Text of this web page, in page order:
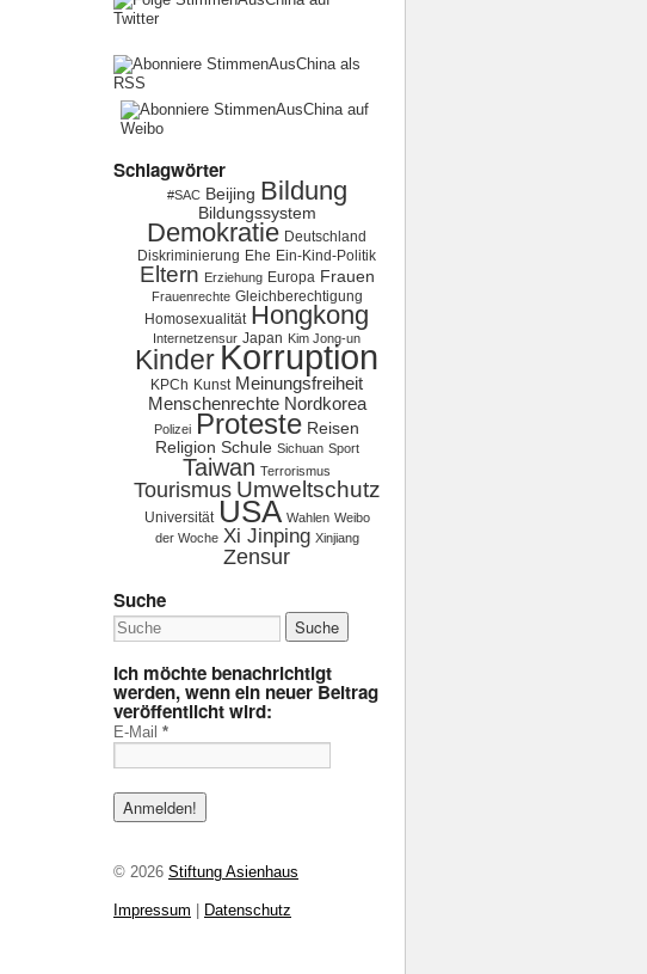
Schlagwörter
#SAC Beijing Bildung
Bildungssystem
Demokratie Deutschland
Diskriminierung Ehe Ein-Kind-Politik
Eltern Erziehung Europa Frauen
Frauenrechte Gleichberechtigung
Homosexualität Hongkong
Internetzensur Japan Kim Jong-un
KinderKorruption
KPCh Kunst Meinungsfreiheit
Menschenrechte Nordkorea
Polizei Proteste Reisen
Religion Schule Sichuan Sport
Taiwan Terrorismus
Tourismus Umweltschutz
Universität USA Wahlen Weibo
der Woche Xi Jinping Xinjiang
Zensur
Suche
Ich möchte benachrichtigt
werden, wenn ein neuer Beitrag
veröffentlicht wird:
E-Mail *
© 2026 Stiftung Asienhaus
Impressum Datenschutz